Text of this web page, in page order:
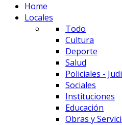
Home
Locales
Todo
Cultura
Deporte
Salud
Policiales -
Sociales
Instituciones
Educación
Obras y